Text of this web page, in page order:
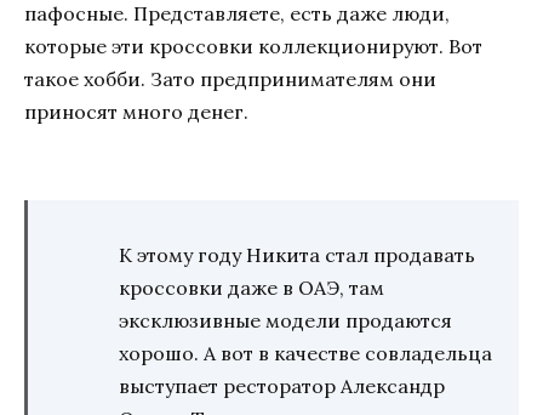
пафосные. Представляете, есть даже люди,
которые эти кроссовки коллекционируют. Вот
такое хобби. Зато предпринимателям они
приносят много денег.
К этому году Никита стал продавать
кроссовки даже в ОАЭ, там
эксклюзивные модели продаются
хорошо. А вот в качестве совладельца
выступает ресторатор Александр